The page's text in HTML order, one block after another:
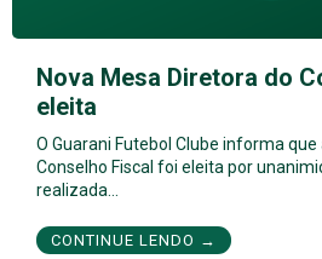
Nova Mesa Diretora do
eleita
O Guarani Futebol Clube informa
Conselho Fiscal foi eleita por
realizada…
CONTINUE LENDO →